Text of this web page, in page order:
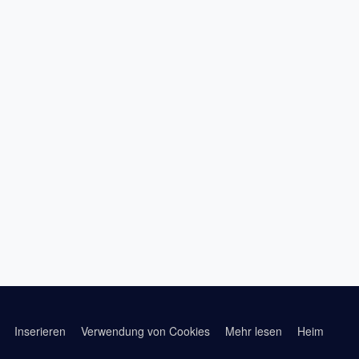
Inserieren Verwendung von Cookies Mehr lesen Heim